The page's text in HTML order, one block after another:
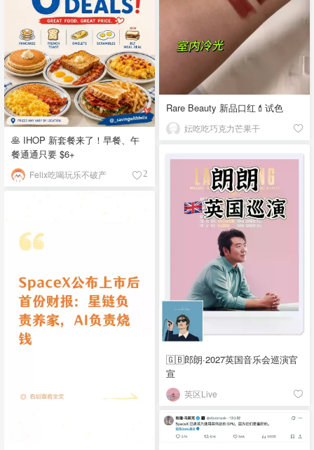
Rare Beauty 新品口红💄试色
妘吃吃巧克力芒果干
🥞 IHOP 新套餐来了！早餐、午
餐通通只要 $6+
Felix吃喝玩乐不破产 2
🇬🇧郎朗·2027英国音乐会巡演官
宣
英区Live